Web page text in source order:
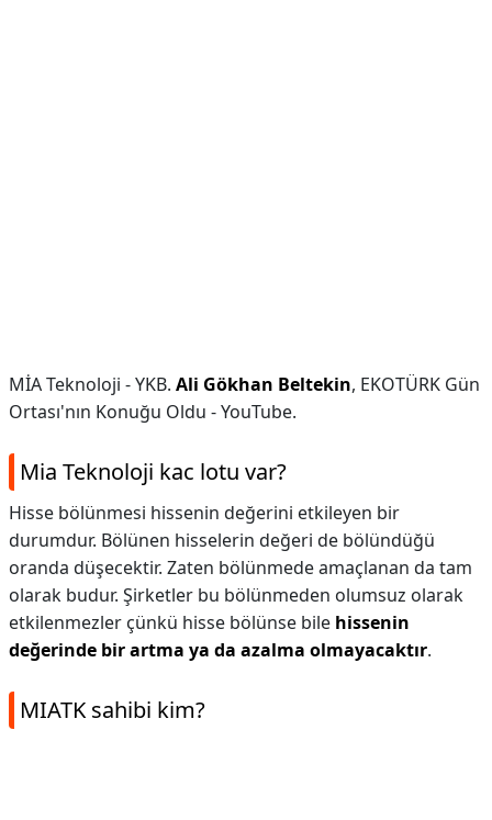
MİA Teknoloji - YKB. Ali Gökhan Beltekin, EKOTÜRK Gün
Ortası'nın Konuğu Oldu - YouTube.
Mia Teknoloji kac lotu var?
Hisse bölünmesi hissenin değerini etkileyen bir
durumdur. Bölünen hisselerin değeri de bölündüğü
oranda düşecektir. Zaten bölünmede amaçlanan da tam
olarak budur. Şirketler bu bölünmeden olumsuz olarak
etkilenmezler çünkü hisse bölünse bile hissenin
değerinde bir artma ya da azalma olmayacaktır.
MIATK sahibi kim?